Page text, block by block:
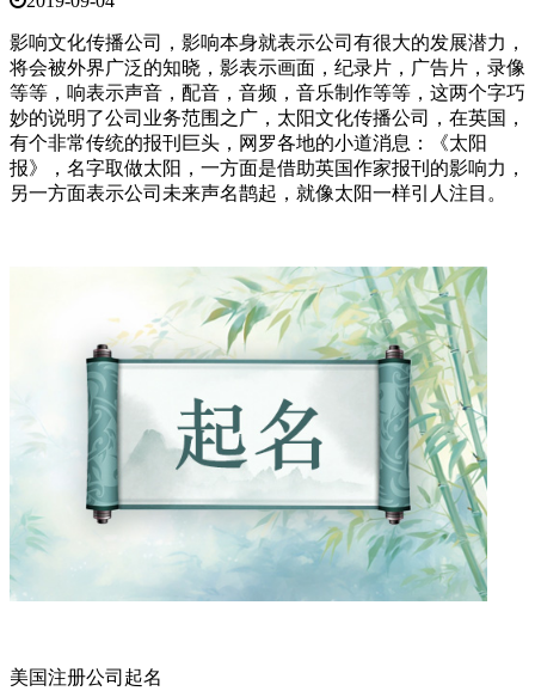
影响文化传播公司，影响本身就表示公司有很大的发展潜力，
将会被外界广泛的知晓，影表示画面，纪录片，广告片，录像
等等，响表示声音，配音，音频，音乐制作等等，这两个字巧
妙的说明了公司业务范围之广，太阳文化传播公司，在英国，
有个非常传统的报刊巨头，网罗各地的小道消息：《太阳
报》，名字取做太阳，一方面是借助英国作家报刊的影响力，
另一方面表示公司未来声名鹊起，就像太阳一样引人注目。
美国注册公司起名